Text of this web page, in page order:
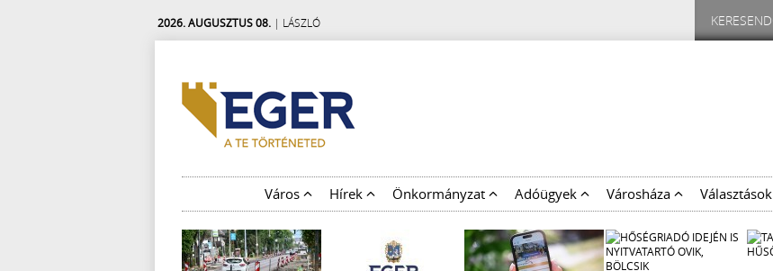
2026. AUGUSZTUS 08. | LÁSZLÓ
Város Hírek Önkormányzat Adóügyek Városháza Választások